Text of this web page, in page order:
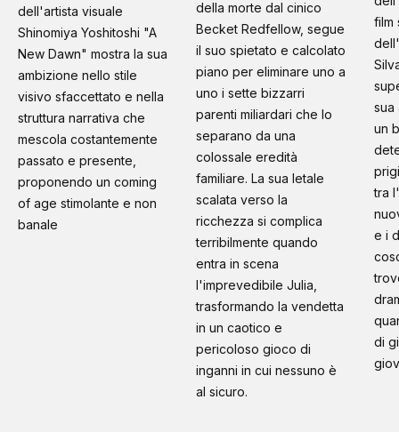
dell'artista visuale
Shinomiya Yoshitoshi "A
New Dawn" mostra la sua
ambizione nello stile
visivo sfaccettato e nella
struttura narrativa che
mescola costantemente
passato e presente,
proponendo un coming
of age stimolante e non
banale
della morte dal cinico
Becket Redfellow, segue
il suo spietato e calcolato
piano per eliminare uno a
uno i sette bizzarri
parenti miliardari che lo
separano da una
colossale eredità
familiare. La sua letale
scalata verso la
ricchezza si complica
terribilmente quando
entra in scena
l'imprevedibile Julia,
trasformando la vendetta
in un caotico e
pericoloso gioco di
inganni in cui nessuno è
al sicuro.
film
sua
un
tra
e i
di